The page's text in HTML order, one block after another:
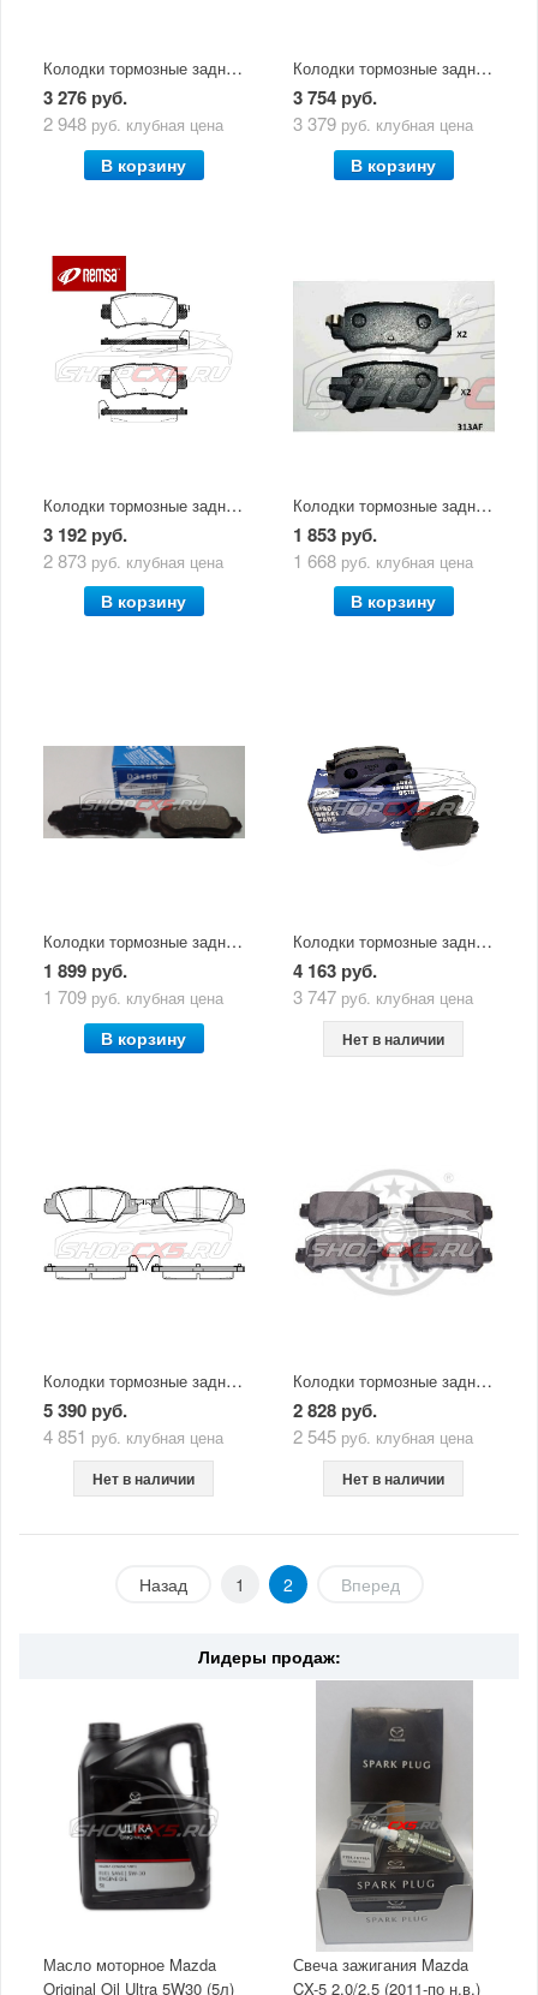
Колодки тормозные задние Mazda CX-5 Brembo (2011-2015)
3 276 руб.
2 948 руб. клубная цена
В корзину
Колодки тормозные задние Mazda СХ-5 Brembo (2015-по н.в.)
3 754 руб.
3 379 руб. клубная цена
В корзину
Колодки тормозные задние Mazda CX-5 Remsa (2011-2015)
3 192 руб.
2 873 руб. клубная цена
В корзину
Колодки тормозные задние Mazda CX-5 Japanparts (2011-2015)
1 853 руб.
1 668 руб. клубная цена
В корзину
Колодки тормозные задние Mazda СХ-5 Kashiyama (2011-2015)
1 899 руб.
1 709 руб. клубная цена
В корзину
Колодки тормозные задние Mazda CX-5 Advics (2011-2015)
4 163 руб.
3 747 руб. клубная цена
Нет в наличии
Колодки тормозные задние Mazda СХ-5 Remsa (2015-по н.в.)
5 390 руб.
4 851 руб. клубная цена
Нет в наличии
Колодки тормозные задние Mazda CX-5 Optimal (2011-2015)
2 828 руб.
2 545 руб. клубная цена
Нет в наличии
Назад 1 2 Вперед
Лидеры продаж:
Масло моторное Mazda
Original Oil Ultra 5W30 (5л)
Свеча зажигания Mazda
CX-5 2.0/2.5 (2011-по н.в.)